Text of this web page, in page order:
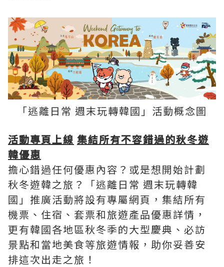
「逃離日常 週末玩轉韓國」活動概念圖
活動專頁上線 集結所有不容錯過的秋冬遊
韓優惠
擔心錯過任何優惠內容？或是想開始計劃
秋冬遊韓之旅？「逃離日常 週末玩轉韓
國」推廣活動將設有專屬網頁，集結所有
機票、住宿、套票和旅遊產品優惠詳情，
更有韓國各地區秋冬季的大型慶典、必訪
景點和當地美食等旅遊情報，助你妥善安
排這次出走之旅！